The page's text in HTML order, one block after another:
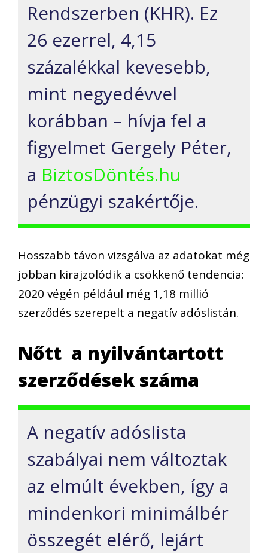
Rendszerben (KHR). Ez
26 ezerrel, 4,15
százalékkal kevesebb,
mint negyedévvel
korábban – hívja fel a
figyelmet Gergely Péter,
a BiztosDöntés.hu
pénzügyi szakértője.
Hosszabb távon vizsgálva az adatokat még
jobban kirajzolódik a csökkenő tendencia:
2020 végén például még 1,18 millió
szerződés szerepelt a negatív adóslistán.
Nőtt a nyilvántartott
szerződések száma
A negatív adóslista
szabályai nem változtak
az elmúlt években, így a
mindenkori minimálbér
összegét elérő, lejárt